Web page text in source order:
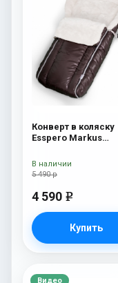
Конверт в коляску
Esspero Markus
шерсть) Chocolat
5 490 р
4 590 e
Купить
В наличии
Видео